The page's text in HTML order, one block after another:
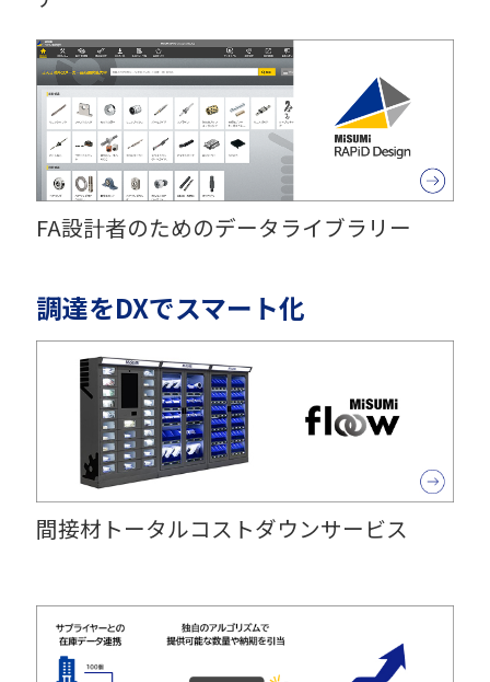
FA設計者のためのデータライブラリー
調達をDXでスマート化
間接材トータルコストダウンサービス